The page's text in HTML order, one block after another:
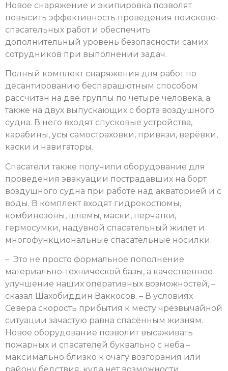
Новое снаряжение и экипировка позволят
повысить эффективность проведения поисково-
спасательных работ и обеспечить
дополнительный уровень безопасности самих
сотрудников при выполнении задач.
Полный комплект снаряжения для работ по
десантированию беспарашютным способом
рассчитан на две группы по четыре человека, а
также на двух выпускающих с борта воздушного
судна. В него входят спусковые устройства,
карабины, усы самостраховки, привязи, верёвки,
каски и навигаторы.
Спасатели также получили оборудование для
проведения эвакуации пострадавших на борт
воздушного судна при работе над акваторией и с
воды. В комплект входят гидрокостюмы,
комбинезоны, шлемы, маски, перчатки,
гермосумки, надувной спасательный жилет и
многофункциональные спасательные носилки.
– Это не просто формальное пополнение
материально-технической базы, а качественное
улучшение наших оперативных возможностей, –
сказал Шахобиддин Ваккосов. – В условиях
Севера скорость прибытия к месту чрезвычайной
ситуации зачастую равна спасённым жизням.
Новое оборудование позволит высаживать
пожарных и спасателей буквально с неба –
максимально близко к очагу возгорания или